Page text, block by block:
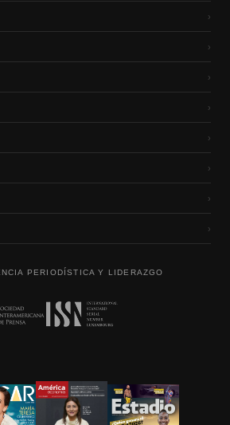
›
›
›
›
›
›
›
›
PERIODÍSTICA Y LIDERAZGO